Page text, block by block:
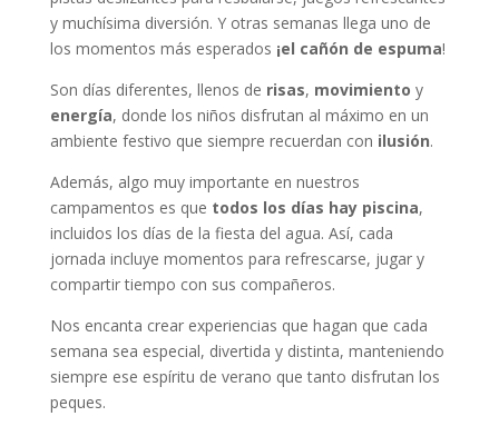
y muchísima diversión. Y otras semanas llega uno de
los momentos más esperados ¡el cañón de espuma!
Son días diferentes, llenos de risas, movimiento y
energía, donde los niños disfrutan al máximo en un
ambiente festivo que siempre recuerdan con ilusión.
Además, algo muy importante en nuestros
campamentos es que todos los días hay piscina,
incluidos los días de la fiesta del agua. Así, cada
jornada incluye momentos para refrescarse, jugar y
compartir tiempo con sus compañeros.
Nos encanta crear experiencias que hagan que cada
semana sea especial, divertida y distinta, manteniendo
siempre ese espíritu de verano que tanto disfrutan los
peques.